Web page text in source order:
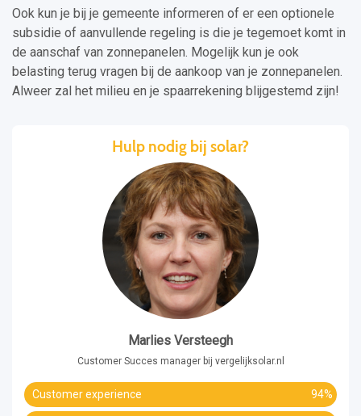
Ook kun je bij je gemeente informeren of er een optionele
subsidie of aanvullende regeling is die je tegemoet komt in
de aanschaf van zonnepanelen. Mogelijk kun je ook
belasting terug vragen bij de aankoop van je zonnepanelen.
Alweer zal het milieu en je spaarrekening blijgestemd zijn!
Hulp nodig bij solar?
Marlies Versteegh
Customer Succes manager bij vergelijksolar.nl
Customer experience 94%